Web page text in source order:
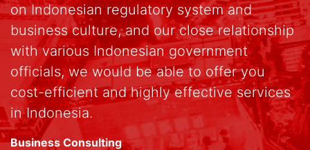
on Indonesian regulatory system and
business culture, and our close relationship
with various Indonesian government
officials, we would be able to offer you
cost-efficient and highly effective services
in Indonesia.
Business Consulting